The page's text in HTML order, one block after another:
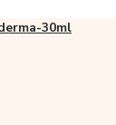
30ml